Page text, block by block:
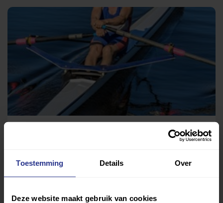
Toestemming Details Over
Deze website maakt gebruik van cookies